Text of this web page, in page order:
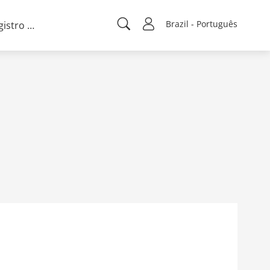
Brazil - Português
Registro de projeto